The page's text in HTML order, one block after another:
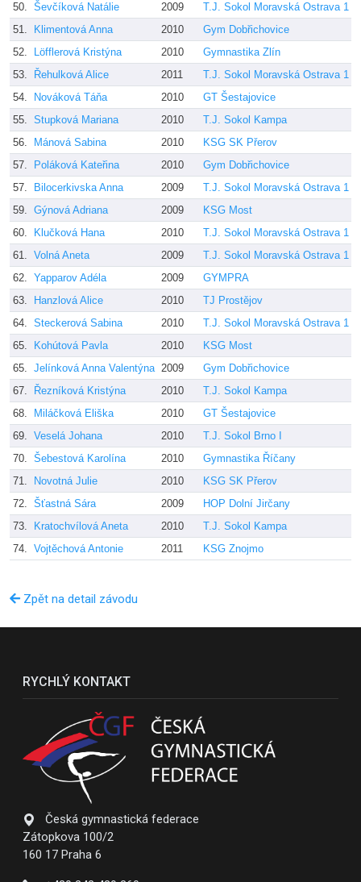
50. Ševčíková Natálie 2009 T.J. Sokol Moravská Ostrava 1
51.
Klimentová Anna 2010 Gym Dobřichovice
52.
Löfflerová Kristýna 2010 Gymnastika Zlín
53.
Řehulková Alice 2011 T.J. Sokol Moravská Ostrava 1
54.
Nováková Táňa 2010 GT Šestajovice
55. Stupková Mariana 2010 T.J. Sokol Kampa
56.
Mánová Sabina 2010 KSG SK Přerov
57.
Poláková Kateřina 2010 Gym Dobřichovice
57.
Bilocerkivska Anna 2009 T.J. Sokol Moravská Ostrava 1
59. Gýnová Adriana 2009 KSG Most
60.
Klučková Hana 2010 T.J. Sokol Moravská Ostrava 1
61. Volná Aneta 2009 T.J. Sokol Moravská Ostrava 1
62. Yapparov Adéla 2009 GYMPRA
63.
Hanzlová Alice 2010 TJ Prostějov
64. Steckerová Sabina 2010 T.J. Sokol Moravská Ostrava 1
65.
Kohútová Pavla 2010 KSG Most
65. Jelínková Anna Valentýna 2009 Gym Dobřichovice
67.
Řezníková Kristýna 2010 T.J. Sokol Kampa
68.
Miláčková Eliška 2010 GT Šestajovice
69. Veselá Johana 2010 T.J. Sokol Brno I
70. Šebestová Karolína 2010 Gymnastika Říčany
71.
Novotná Julie 2010 KSG SK Přerov
72. Šťastná Sára 2009 HOP Dolní Jirčany
73.
Kratochvílová Aneta 2010 T.J. Sokol Kampa
74. Vojtěchová Antonie 2011 KSG Znojmo
Zpět na detail závodu
RYCHLÝ KONTAKT
Česká gymnastická federace
Zátopkova 100/2
160 17 Praha 6